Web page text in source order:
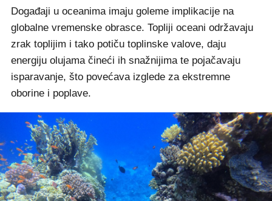
Događaji u oceanima imaju goleme implikacije na
globalne vremenske obrasce. Topliji oceani održavaju
zrak toplijim i tako potiču toplinske valove, daju
energiju olujama čineći ih snažnijima te pojačavaju
isparavanje, što povećava izglede za ekstremne
oborine i poplave.